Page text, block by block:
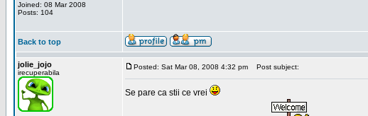
Joined: 08 Mar 2008
Posts: 104
Back to top
jolie_jojo
irecuperabila
Posted: Sat Mar 08, 2008 4:32 pm Post subject:
Se pare ca stii ce vrei